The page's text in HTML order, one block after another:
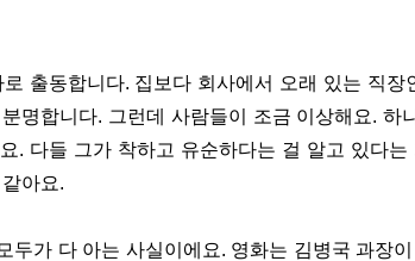
출동합니다. 집보다 회사에서 오래 있는 직
명합니다. 그런데 사람들이 조금 이상해요. 하
. 다들 그가 착하고 유순하다는 걸 알고 있다
아요.
두가 다 아는 사실이에요. 영화는 김병국 과장